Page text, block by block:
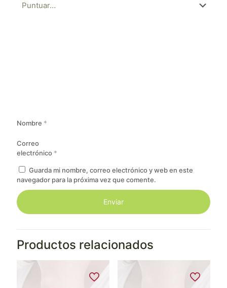
Nombre *
Correo
electrónico *
Guarda mi nombre, correo electrónico y web en este
navegador para la próxima vez que comente.
Productos relacionados